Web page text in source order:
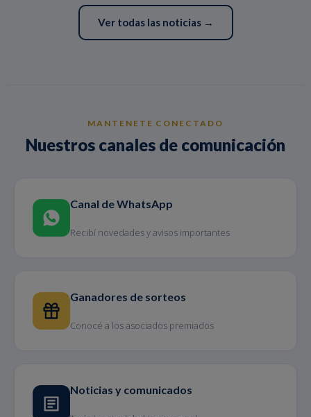
Ver todas las noticias →
MANTENETE CONECTADO
Nuestros canales de comunicación
Canal de WhatsApp
Recibí novedades y avisos importantes
Ganadores de sorteos
Conocé a los asociados premiados
Noticias y comunicados